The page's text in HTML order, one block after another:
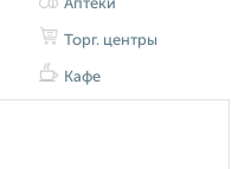
Аптеки
Торг. центры
Кафе